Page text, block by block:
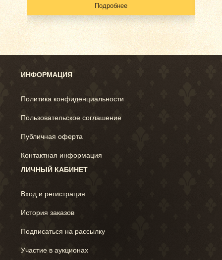
Подробнее
ИНФОРМАЦИЯ
Политика конфиденциальности
Пользовательское соглашение
Публичная оферта
Контактная информация
ЛИЧНЫЙ КАБИНЕТ
Вход и регистрация
История заказов
Подписаться на рассылку
Участие в аукционах